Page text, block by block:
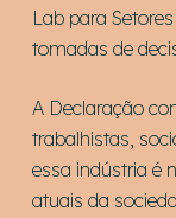
Lab para
tomadas de
A Declaração
trabalhistas,
essa indústria é
atuais da